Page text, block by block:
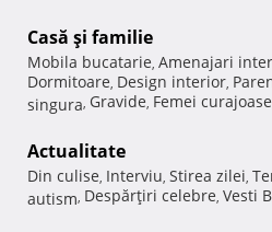
Casă şi familie
Mobila bucatarie, Amenajari
Dormitoare, Design interior,
singura, Gravide, Femei curajoase
Actualitate
Din culise, Interviu, Stirea zilei,
autism, Despărţiri celebre, Vesti